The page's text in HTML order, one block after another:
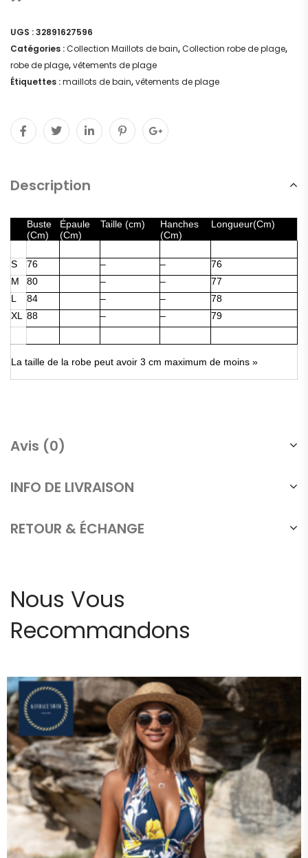
UGS :32891627596
Catégories :Collection Maillots de bain,Collection robe de plage,
robe de plage,vêtements de plage
Étiquettes :maillots de bain,vêtements de plage
Description
Buste
(Cm)
Épaule
(Cm)
Taille (cm)
Hanches
(Cm)
Longueur(Cm)
S 76 – –
76
M
80 – –
77
L
84 – –
78
XL
88 – – 79
La taille de la robe peut avoir 3 cm maximum de moins »
Avis (0)
INFO DE LIVRAISON
RETOUR & ÉCHANGE
Nous Vous
Recommandons